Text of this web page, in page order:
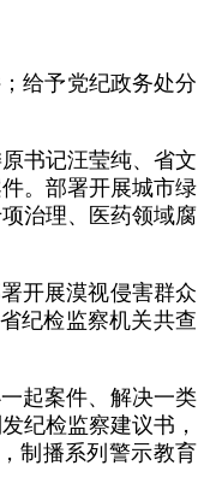
给予党纪政务处分
书记汪莹纯、省文
。部署开展城市绿
治理、医药领域腐
开展漠视侵害群众
纪检监察机关共查
起案件、解决一类
纪检监察建议书，
制播系列警示教育